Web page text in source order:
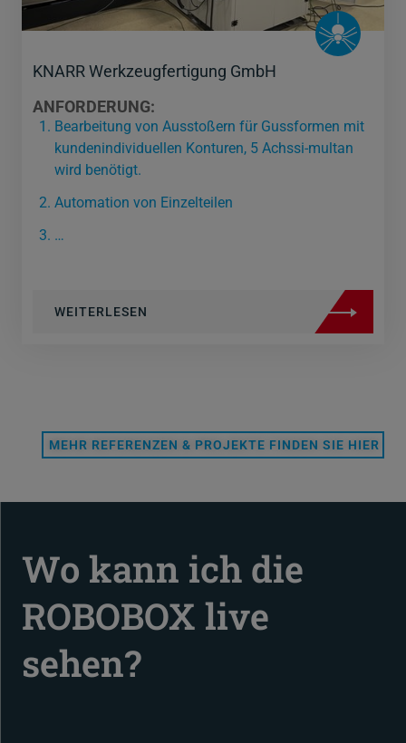
KNARR Werkzeugfertigung GmbH
ANFORDERUNG:
Bearbeitung von Ausstoßern für Gussformen mit
kundenindividuellen Konturen, 5 Achssi-multan
wird benötigt.
Automation von Einzelteilen
…
WEITERLESEN
MEHR REFERENZEN & PROJEKTE FINDEN SIE HIER
Wo kann ich die
ROBOBOX live
sehen?